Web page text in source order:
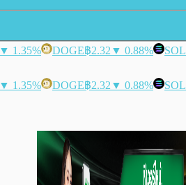
▼ 1.35% DOGE฿2.32 ▼ 0.88% SOL
▼ 1.35% DOGE฿2.32 ▼ 0.88% SOL